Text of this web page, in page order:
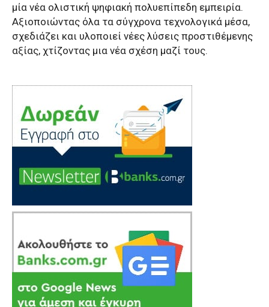
μία νέα ολιστική ψηφιακή πολυεπίπεδη εμπειρία.
Αξιοποιώντας όλα τα σύγχρονα τεχνολογικά μέσα,
σχεδιάζει και υλοποιεί νέες λύσεις προστιθέμενης
αξίας, χτίζοντας μια νέα σχέση μαζί τους.